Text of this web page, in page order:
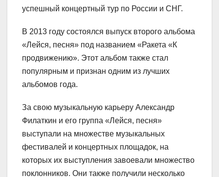
успешный концертный тур по России и СНГ.
В 2013 году состоялся выпуск второго альбома
«Лейся, песня» под названием «Ракета «К
продвижению». Этот альбом также стал
популярным и признан одним из лучших
альбомов года.
За свою музыкальную карьеру Александр
Филаткин и его группа «Лейся, песня»
выступали на множестве музыкальных
фестивалей и концертных площадок, на
которых их выступления завоевали множество
поклонников. Они также получили несколько